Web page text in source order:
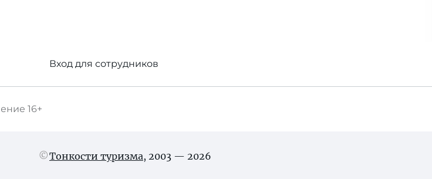
Вход для сотрудников
16+
Тонкости туризма, 2003 — 2026